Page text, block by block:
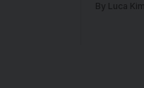
und
By Luca